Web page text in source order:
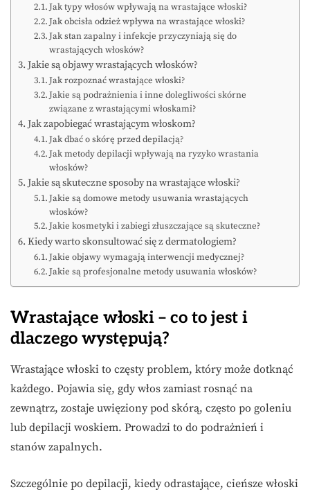
Jak typy włosów wpływają na wrastające włoski?
Jak obcisła odzież wpływa na wrastające włoski?
Jak stan zapalny i infekcje przyczyniają się do
wrastających włosków?
Jakie są objawy wrastających włosków?
Jak rozpoznać wrastające włoski?
Jakie są podrażnienia i inne dolegliwości skórne
związane z wrastającymi włoskami?
Jak zapobiegać wrastającym włoskom?
Jak dbać o skórę przed depilacją?
Jak metody depilacji wpływają na ryzyko wrastania
włosków?
Jakie są skuteczne sposoby na wrastające włoski?
Jakie są domowe metody usuwania wrastających
włosków?
Jakie kosmetyki i zabiegi złuszczające są skuteczne?
Kiedy warto skonsultować się z dermatologiem?
Jakie objawy wymagają interwencji medycznej?
Jakie są profesjonalne metody usuwania włosków?
Wrastające włoski – co to jest i
dlaczego występują?
Wrastające włoski to częsty problem, który może dotknąć
każdego. Pojawia się, gdy włos zamiast rosnąć na
zewnątrz, zostaje uwięziony pod skórą, często po goleniu
lub depilacji woskiem. Prowadzi to do podrażnień i
stanów zapalnych.
Szczególnie po depilacji, kiedy odrastające, cieńsze włoski